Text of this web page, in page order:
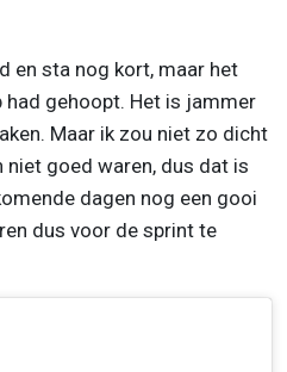
en sta nog kort, maar het
had gehoopt. Het is jammer
Maar ik zou niet zo dicht
goed waren, dus dat is
dagen nog een gooi
dus voor de sprint te